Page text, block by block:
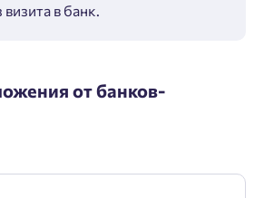
в банк.
от банков-